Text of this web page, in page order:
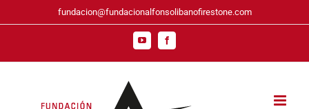
al
fundacion@fundacionalfonsolibanofirestone.com
YouTubeFacebook